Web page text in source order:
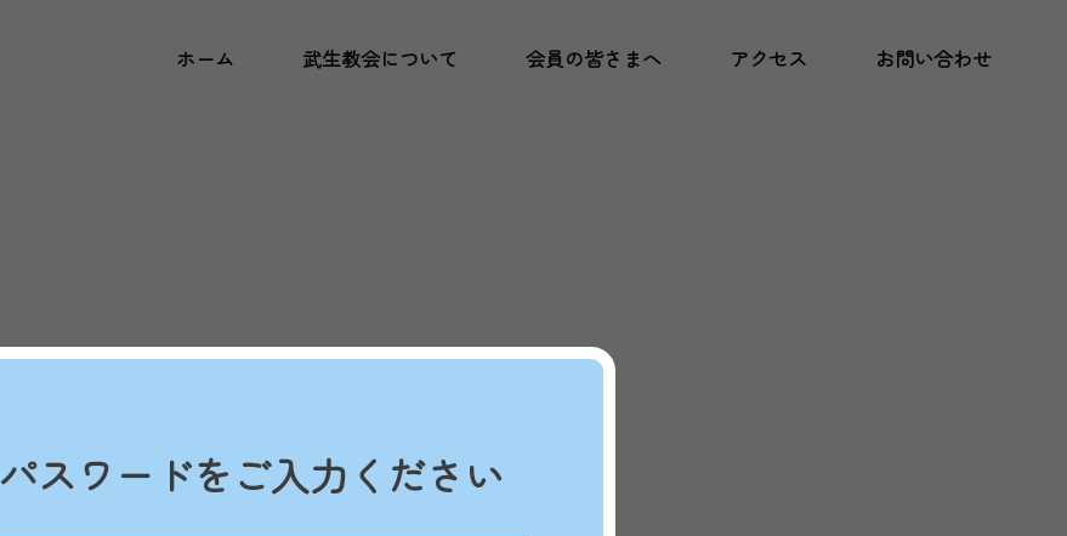
ホーム 武生教会について 会員の皆さまへ アクセス お問い合わせ
パスワードをご入力ください